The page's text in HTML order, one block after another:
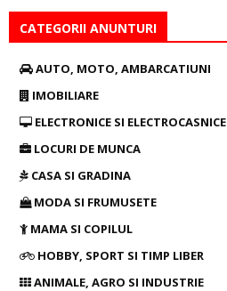
CATEGORII ANUNTURI
AUTO, MOTO, AMBARCATIUNI
IMOBILIARE
ELECTRONICE SI ELECTROCASNICE
LOCURI DE MUNCA
CASA SI GRADINA
MODA SI FRUMUSETE
MAMA SI COPILUL
HOBBY, SPORT SI TIMP LIBER
ANIMALE, AGRO SI INDUSTRIE